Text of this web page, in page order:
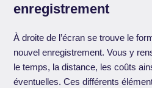
enregistrement
À droite de l’écran se trouve le
nouvel enregistrement. Vous y
le temps, la distance, les coûts
éventuelles. Ces différents